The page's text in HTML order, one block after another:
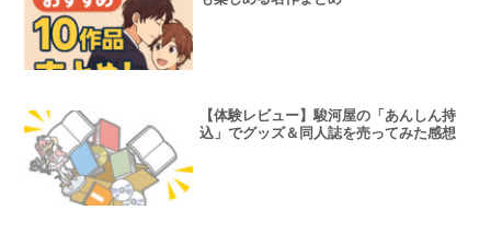
【体験レビュー】駿河屋の「あんしん持
込」でグッズ＆同人誌を売ってみた感想